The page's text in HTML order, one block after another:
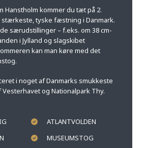
Hanstholm kommer du tæt på 2.
tyske fæstning i Danmark.
særudstillinger – f.eks. om 38 cm-
i Jylland og slagskibet
kan man køre med det
i noget af Danmarks smukkeste
og Nationalpark Thy.
ATLANTVOLDEN
MUSEUMSTOG